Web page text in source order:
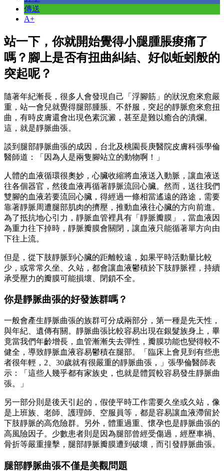
傳送
A+
站一下，你就開始覺得小腿腫脹痠痛了
嗎？腳上是否有扭曲糾結、好似蚯蚓般的
突起呢？
隨著年紀漸長，很多人會發現自己「浮腳筋」的狀況愈來愈嚴
重，站一會兒就覺得腿部腫脹、不舒服，突起的靜脈愈來愈扭
曲，有時皮膚還會出現色素沉澱，甚至是難以癒合的潰爛。
這，就是靜脈曲張。
談到腿部靜脈曲張的成因，台北及桃園長庚醫院皮膚科張學倫
醫師道：「因為人是兩隻腳站立的動物啊！」
人體的血液循環很奧妙，心臟收縮將血液送入動脈，讓血液送
往各個器官，然後血液再循著靜脈流回心臟。然而，送往我們
雙腳的血液若要流回心臟，得經過一條相當遙遠的路途，需要
靠著靜脈周遭腿部肌肉的擠壓，推動血液往心臟的方向前進。
為了抵抗地心引力，靜脈血管裡具有「靜脈瓣膜」，當血液因
為重力往下掉時，靜脈瓣膜會關閉，讓血液只能循著單方向由
下往上流。
但是，從下肢靜脈到心臟的距離較遠，如果平時活動量比較
少，或常常久坐、久站，都會讓血液鬱積於下肢靜脈裡，持續
承受壓力的瓣膜可能損壞、閉鎖不全。
你是靜脈曲張的好發族群嗎？
一般會產生靜脈曲張的族群可分成兩部分，第一種是先天性，
與年紀、遺傳有關。靜脈曲張比較容易出現在銀髮族身上，畢
竟當我們年齡增長，血管漸漸失去彈性，瓣膜功能也變得較不
健全，導致靜脈血液容易鬱積在腿部。「臨床上會見到有些患
者很年輕，2、30歲就有很嚴重的靜脈曲張，」張學倫醫師表
示：「這些人幾乎都有家族史，也就是體質較容易發生靜脈曲
張。」
另一部分則是後天引起的，假使平時工作需要久坐或久站，像
是上班族、老師、護理師、空服員等，都是容易讓血液滯留於
下肢靜脈的高危險群。另外，體重過重、懷孕也是靜脈曲張的
高風險因子。少數患者則是因為腿部曾經受傷過，經歷車禍、
骨折等嚴重撞擊，腿部靜脈瓣膜遭到破壞，而引發靜脈曲張。
腿部靜脈曲張不僅是美觀問題